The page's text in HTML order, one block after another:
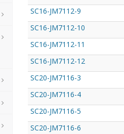
SC16-JM7112-9
SC16-JM7112-10
SC16-JM7112-11
SC16-JM7112-12
SC20-JM7116-3
SC20-JM7116-4
SC20-JM7116-5
SC20-JM7116-6